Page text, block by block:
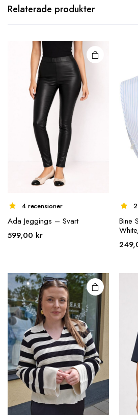
Relaterade produkter
Den här
varianter.
De olika
alternativen
kan väljas på
produktsidan
4 recensioner
Ada Jeggings – Svart
599,00 kr
Bine
varianter.
De olika
alternativen
kan väljas på
produktsidan